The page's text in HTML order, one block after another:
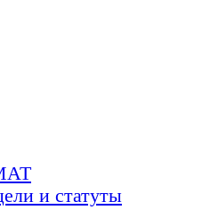
и статуты